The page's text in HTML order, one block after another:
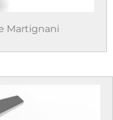
Martignani